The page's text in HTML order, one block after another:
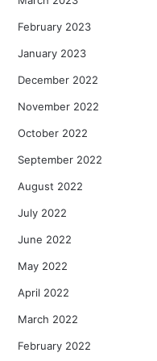
February 2023
January 2023
December 2022
November 2022
October 2022
September 2022
August 2022
July 2022
June 2022
May 2022
April 2022
March 2022
February 2022